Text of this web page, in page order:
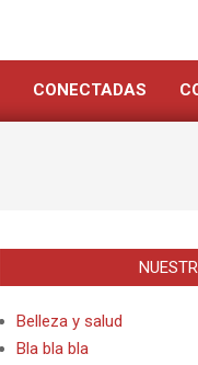
CONECTADAS
Belleza y salud
Bla bla bla